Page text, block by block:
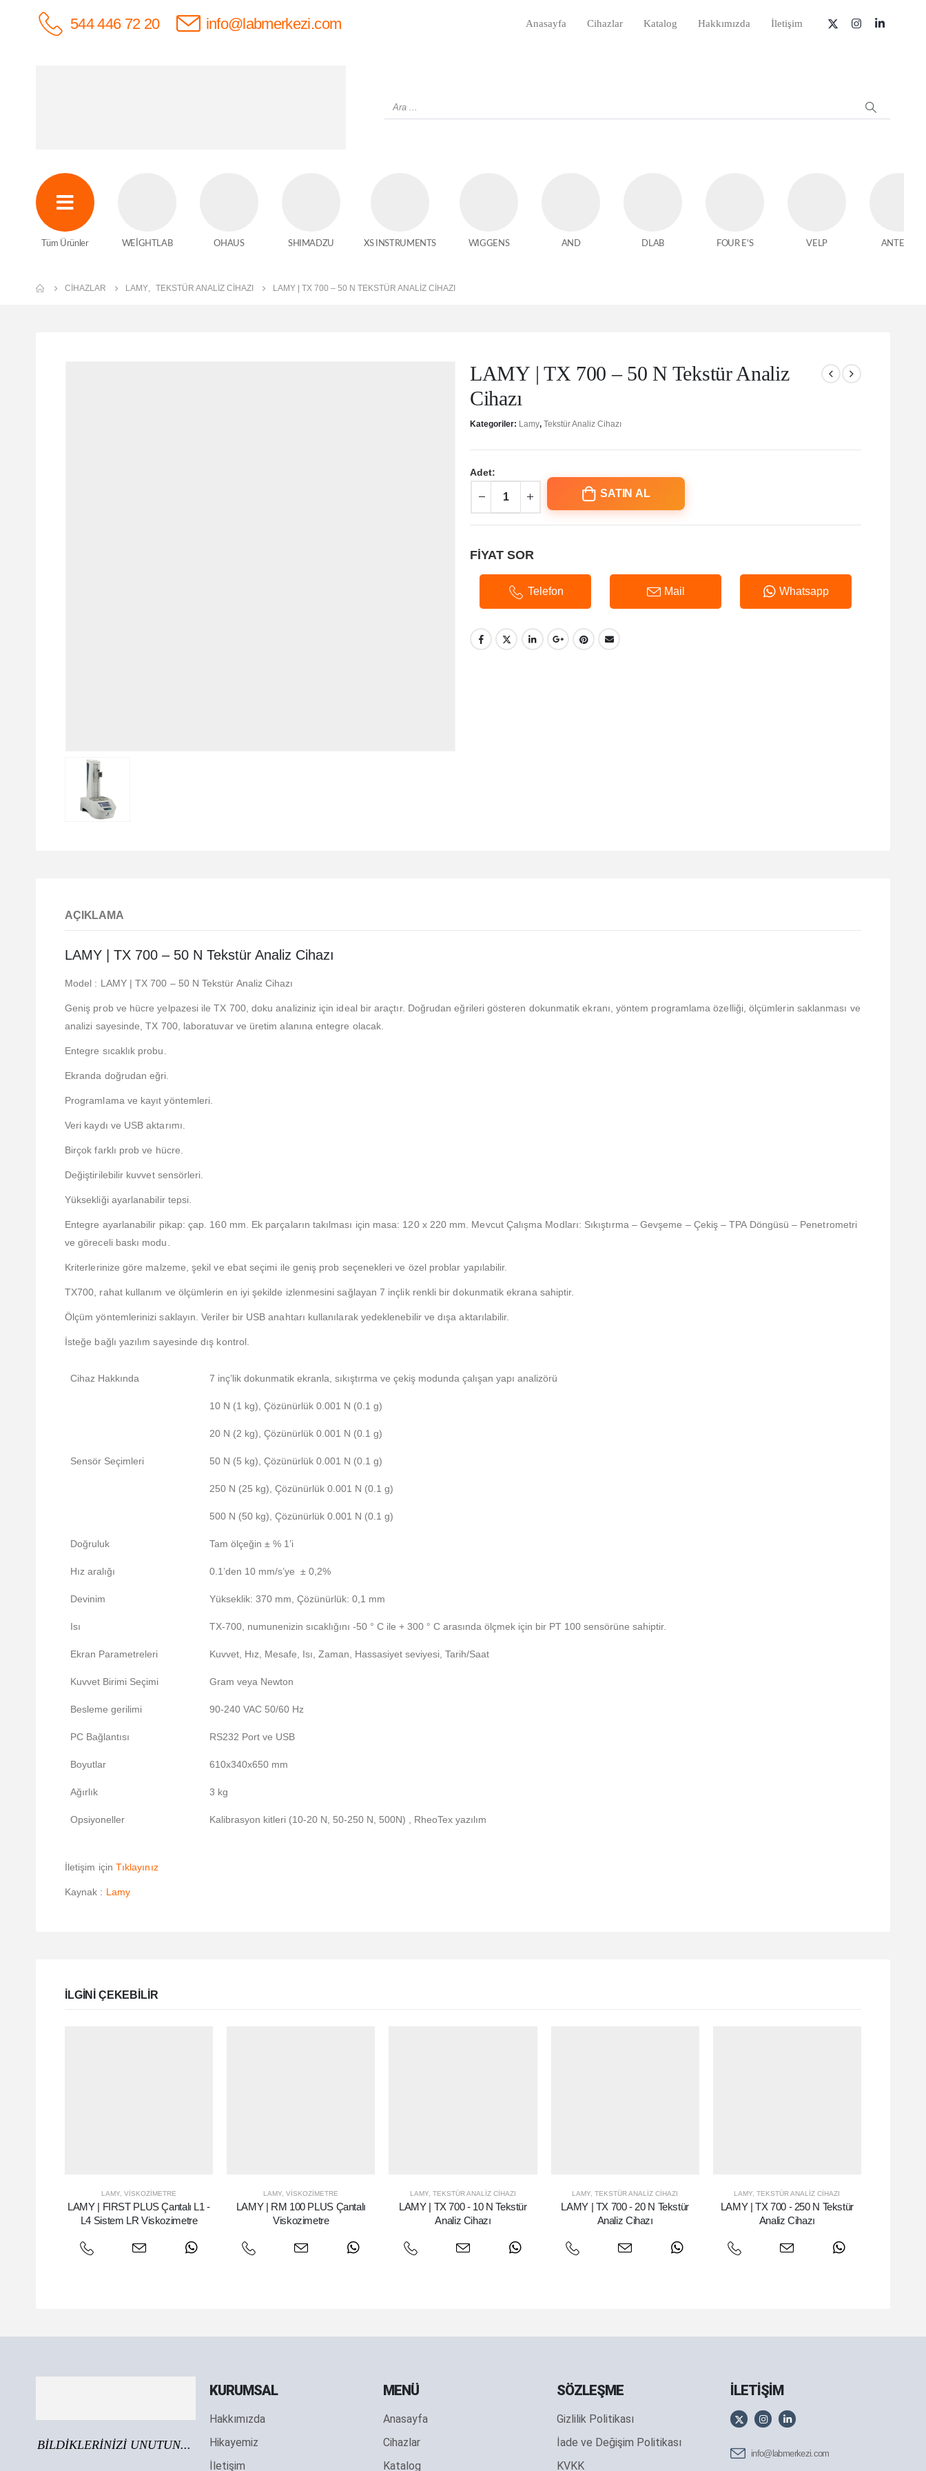
info@labmerkezi.com
544 446 72 20 Anasayfa Cihazlar Katalog Hakkımızda İletişim
Tüm Ürünler WEİGHTLAB OHAUS SHIMADZU XS INSTRUMENTS WIGGENS AND DLAB FOUR E'S VELP ANTECH
CIHAZLAR LAMY TEKSTÜR ANALIZ CIHAZI LAMY | TX 700 – 50 N TEKSTÜR ANALIZ CIHAZI
LAMY | TX 700 – 50 N Tekstür Analiz
Cihazı
Kategoriler: Lamy, Tekstür Analiz Cihazı
Adet:
SATIN AL
FİYAT SOR
Telefon Mail Whatsapp
AÇIKLAMA
LAMY | TX 700 – 50 N Tekstür Analiz Cihazı
Model : LAMY | TX 700 – 50 N Tekstür Analiz Cihazı
Geniş prob ve hücre yelpazesi ile TX 700, doku analiziniz için ideal bir araçtır. Doğrudan eğrileri gösteren dokunmatik ekranı, yöntem programlama özelliği, ölçümlerin saklanması ve
analizi sayesinde, TX 700, laboratuvar ve üretim alanına entegre olacak.
Entegre sıcaklık probu.
Ekranda doğrudan eğri.
Programlama ve kayıt yöntemleri.
Veri kaydı ve USB aktarımı.
Birçok farklı prob ve hücre.
Değiştirilebilir kuvvet sensörleri.
Yüksekliği ayarlanabilir tepsi.
Entegre ayarlanabilir pikap: çap. 160 mm. Ek parçaların takılması için masa: 120 x 220 mm. Mevcut Çalışma Modları: Sıkıştırma – Gevşeme – Çekiş – TPA Döngüsü – Penetrometri
ve göreceli baskı modu.
Kriterlerinize göre malzeme, şekil ve ebat seçimi ile geniş prob seçenekleri ve özel problar yapılabilir.
TX700, rahat kullanım ve ölçümlerin en iyi şekilde izlenmesini sağlayan 7 inçlik renkli bir dokunmatik ekrana sahiptir.
Ölçüm yöntemlerinizi saklayın. Veriler bir USB anahtarı kullanılarak yedeklenebilir ve dışa aktarılabilir.
İsteğe bağlı yazılım sayesinde dış kontrol.
Cihaz Hakkında 7 inç’lik dokunmatik ekranla, sıkıştırma ve çekiş modunda çalışan yapı analizörü
Sensör Seçimleri
10 N (1 kg), Çözünürlük 0.001 N (0.1 g)
20 N (2 kg), Çözünürlük 0.001 N (0.1 g)
50 N (5 kg), Çözünürlük 0.001 N (0.1 g)
250 N (25 kg), Çözünürlük 0.001 N (0.1 g)
500 N (50 kg), Çözünürlük 0.001 N (0.1 g)
Doğruluk Tam ölçeğin ± % 1’i
Hız aralığı 0.1’den 10 mm/s’ye ± 0,2%
Devinim Yükseklik: 370 mm, Çözünürlük: 0,1 mm
Isı TX-700, numunenizin sıcaklığını -50 ° C ile + 300 ° C arasında ölçmek için bir PT 100 sensörüne sahiptir.
Ekran Parametreleri Kuvvet, Hız, Mesafe, Isı, Zaman, Hassasiyet seviyesi, Tarih/Saat
Kuvvet Birimi Seçimi Gram veya Newton
Besleme gerilimi 90-240 VAC 50/60 Hz
PC Bağlantısı RS232 Port ve USB
Boyutlar 610x340x650 mm
Ağırlık 3 kg
Opsiyoneller Kalibrasyon kitleri (10-20 N, 50-250 N, 500N) , RheoTex yazılım
İletişim için Tıklayınız
Kaynak : Lamy
ILGINI ÇEKEBILIR
LAMY,VISKOZIMETRE
LAMY | FIRST PLUS Çantalı L1 -
L4 Sistem LR Viskozimetre
LAMY,VISKOZIMETRE
LAMY | RM 100 PLUS Çantalı
Viskozimetre
LAMY, TEKSTÜR ANALIZ CIHAZI
LAMY | TX 700 - 10 N Tekstür
Analiz Cihazı
LAMY,TEKSTÜR ANALIZ CIHAZI
LAMY | TX 700 - 20 N Tekstür
Analiz Cihazı
LAMY,TEKSTÜR ANALIZ CIHAZI
LAMY | TX 700 - 250 N Tekstür
Analiz Cihazı
BİLDİKLERİNİZİ UNUTUN...
KURUMSAL
Hakkımızda
Hikayemiz
İletişim
MENÜ
Anasayfa
Cihazlar
Katalog
SÖZLEŞME
Gizlilik Politikası
İade ve Değişim Politikası
KVKK
İLETİŞİM
info@labmerkezi.com